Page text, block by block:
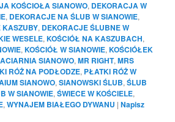
KOŚCIOŁA SIANOWO, DEKORACJA W
, DEKORACJE NA ŚLUB W SIANOWIE,
KASZUBY, DEKORACJE ŚLUBNE W
WESELE,KOŚCIÓŁ NA KASZUBACH,
,KOŚCIÓŁ W SIANOWIE,KOŚCIÓŁEK
SIANOWO,MR RIGHT,MRS
RÓŻ NA PODŁODZE, PŁATKI RÓŻ W
SIANOWO,SIANOWSKI ŚLUB,ŚLUB
W SIANOWIE,ŚWIECE W KOŚCIELE,
,WYNAJEM BIAŁEGO DYWANU |Napisz